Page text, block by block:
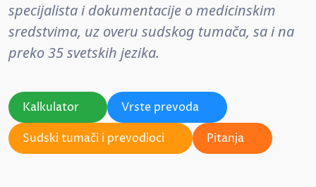
specijalista i dokumentacije o medicinskim
sredstvima, uz overu sudskog tumača, sa i na
preko 35 svetskih jezika.
Kalkulator
Vrste prevoda
Sudski tumači i prevodioci
Pitanja